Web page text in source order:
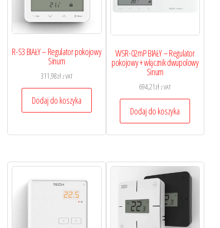
R-S3 BIAŁY – Regulator pokojowy
Sinum
311,98zł z VAT
Dodaj do koszyka
WSR-02mP BIAŁY – Regulator
pokojowy + włącznik dwupolowy
Sinum
694,21zł z VAT
Dodaj do koszyka